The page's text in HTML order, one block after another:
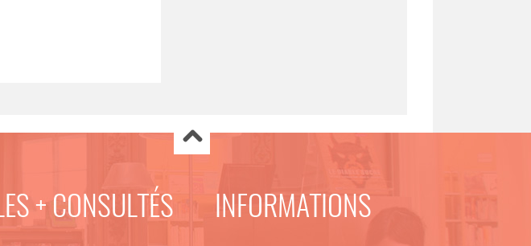
+ CONSULTÉS INFORMATIONS